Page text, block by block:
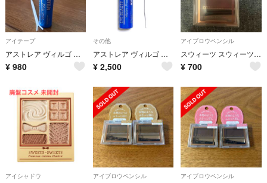
アイテープ
アストレア ヴィルゴ アイビューティー フィクサー WP(7ml)
¥ 980
その他
アストレア ヴィルゴ アイビューティーフィクサー WP
¥ 2,500
アイブロウペンシル
スウィーツ スウィーツ アイブロウワックス 06 18g
¥ 700
アイシャドウ アイブロウペンシル アイブロウペンシル